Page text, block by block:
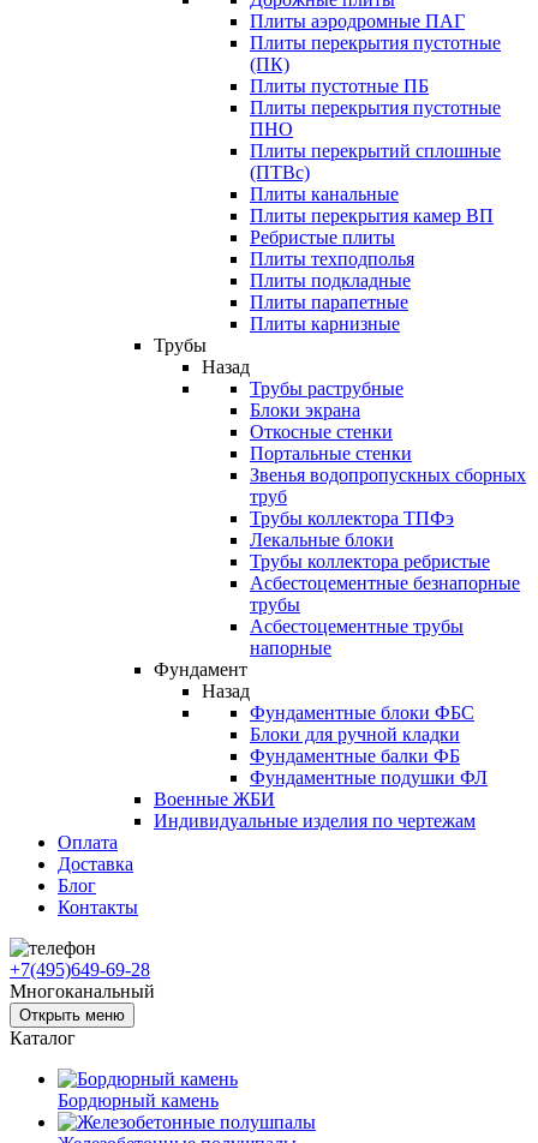
Плиты аэродромные ПАГ
Плиты перекрытия пустотные
(ПК)
Плиты пустотные ПБ
Плиты перекрытия пустотные
ПНО
Плиты перекрытий сплошные
(ПТВс)
Плиты канальные
Плиты перекрытия камер ВП
Ребристые плиты
Плиты техподполья
Плиты подкладные
Плиты парапетные
Плиты карнизные
Трубы
Назад
Трубы раструбные
Блоки экрана
Откосные стенки
Портальные стенки
Звенья водопропускных сборных
труб
Трубы коллектора ТПФэ
Лекальные блоки
Трубы коллектора ребристые
Асбестоцементные безнапорные
трубы
Асбестоцементные трубы
напорные
Фундамент
Назад
Фундаментные блоки ФБС
Блоки для ручной кладки
Фундаментные балки ФБ
Фундаментные подушки ФЛ
Военные ЖБИ
Индивидуальные изделия по чертежам
Оплата
Доставка
Блог
Контакты
+7(495)649-69-28
Многоканальный
Открыть меню
Каталог
Бордюрный камень